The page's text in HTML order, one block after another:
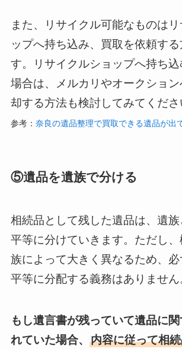
また、リサイクル可能なものはリ
ップへ持ち込み、買取を依頼する
す。リサイクルショップへ持ち
場合は、メルカリやオークショ
却する方法も検討してみてくださ
参考： 奈良の遺品整理で買取できる遺品が出
⑤遺品を遺族で分ける
相続品として残した遺品は、遺
平等に分けていきます。ただし
族によって大きく異なるため、
平等に分配する義務はありません
もし遺言書が残っていて遺品に
れていた場合、 内容に従って相